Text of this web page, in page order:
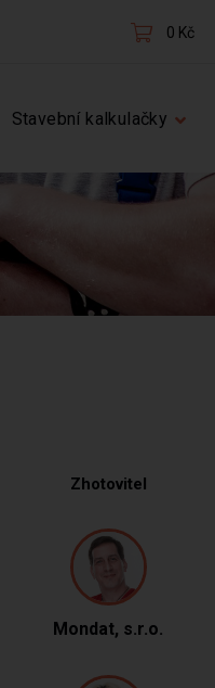
0 Kč
Stavební kalkulačky
Zhotovitel
Mondat, s.r.o.